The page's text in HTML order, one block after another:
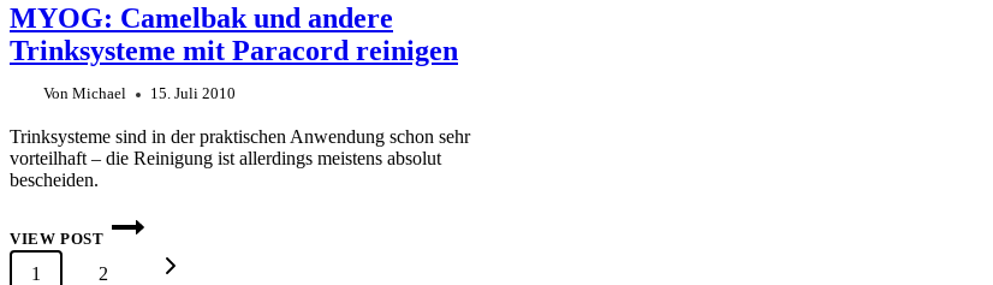
MYOG: Camelbak und andere
Trinksysteme mit Paracord reinigen
Von Michael 15. Juli 2010
Trinksysteme sind in der praktischen Anwendung schon sehr
vorteilhaft – die Reinigung ist allerdings meistens absolut
bescheiden.
VIEW POST
MYOG:
CAMELBAK
ANDERE
Seitennavigation
1 2 Nächste